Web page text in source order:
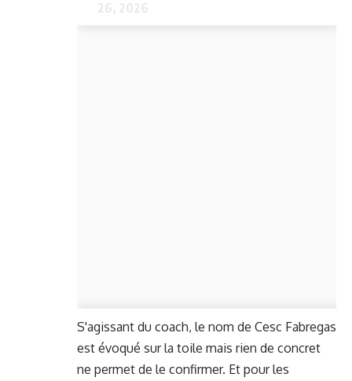
S'agissant du coach, le nom de Cesc Fabregas
est évoqué sur la toile mais rien de concret
ne permet de le confirmer. Et pour les